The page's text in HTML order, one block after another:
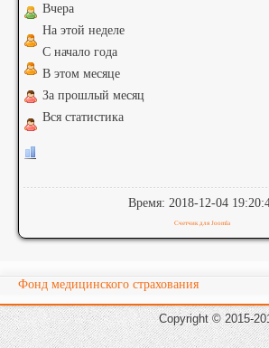
Вчера
На этой неделе
С начало года
В этом месяце
За прошлый месяц
Вся статистика
Время: 2018-12-04
Счетчик для Joomla
Фонд медицинского страхования
Copyright © 2015-